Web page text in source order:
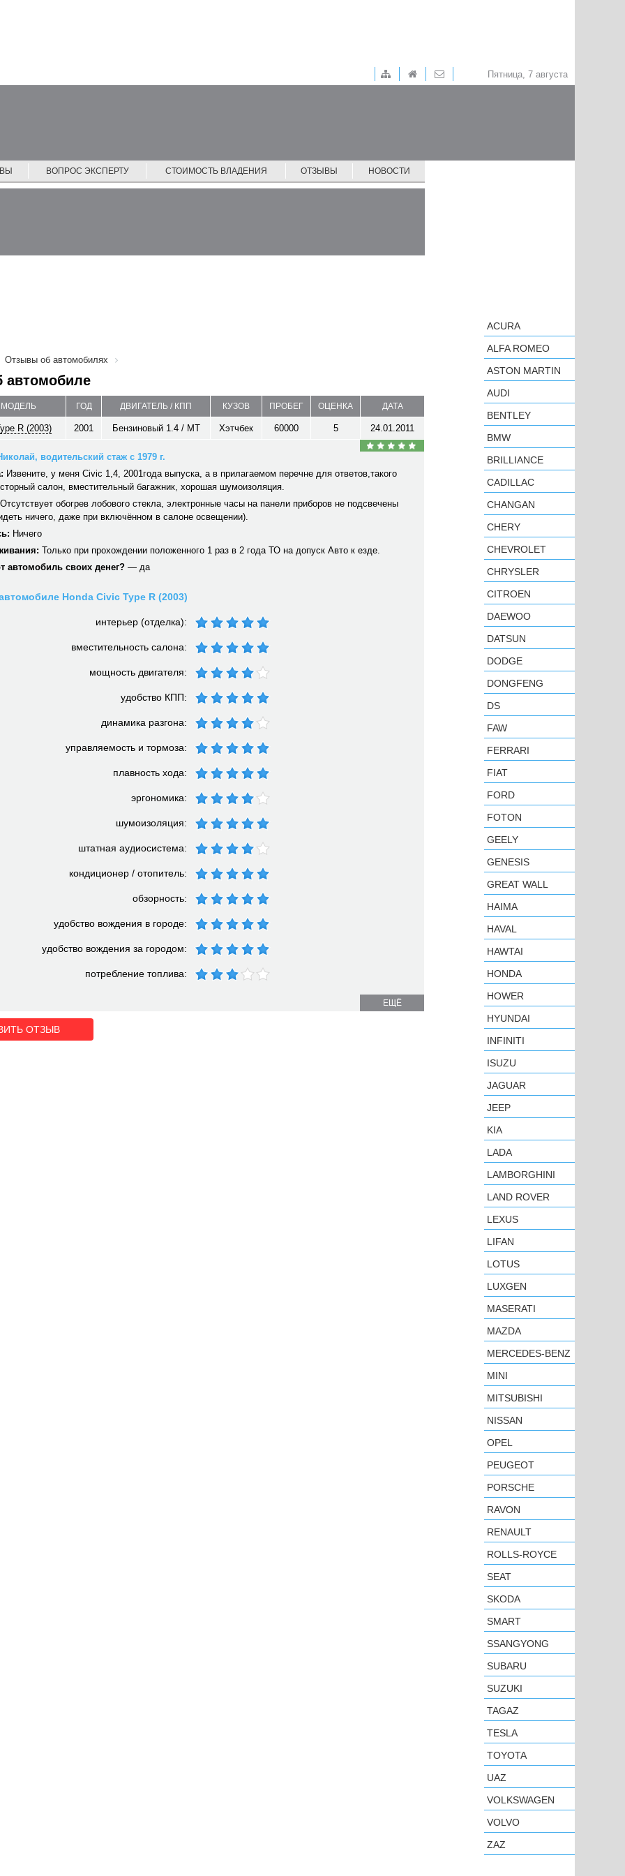
Пятница, 7 августа
ВОПРОС ЭКСПЕРТУ СТОИМОСТЬ ВЛАДЕНИЯ ОТЗЫВЫ НОВОСТИ
Отзывы об автомобилях
автомобиле
МОДЕЛЬ ГОД ДВИГАТЕЛЬ / КПП КУЗОВ ПРОБЕГ ОЦЕНКА ДАТА
R (2003) 2001 Бензиновый 1.4 / MT Хэтчбек 60000 5 24.01.2011
водительский стаж с 1979 г.
Извените, у меня Civic 1,4, 2001года выпуска, а в прилагаемом перечне для ответов,такого
салон, вместительный багажник, хорошая шумоизоляция.
обогрев лобового стекла, электронные часы на панели приборов не подсвечены
ничего, даже при включённом в салоне освещении).
Ничего
Только при прохождении положенного 1 раз в 2 года ТО на допуск Авто к езде.
автомобиль своих денег? — да
Honda Civic Type R (2003)
интерьер (отделка):
вместительность салона:
мощность двигателя:
удобство КПП:
динамика разгона:
управляемость и тормоза:
плавность хода:
эргономика:
шумоизоляция:
штатная аудиосистема:
кондиционер / отопитель:
обзорность:
удобство вождения в городе:
удобство вождения за городом:
потребление топлива:
ЕЩЁ
ОТЗЫВ
ACURA
ALFA ROMEO
ASTON MARTIN
AUDI
BENTLEY
BMW
BRILLIANCE
CADILLAC
CHANGAN
CHERY
CHEVROLET
CHRYSLER
CITROEN
DAEWOO
DATSUN
DODGE
DONGFENG
DS
FAW
FERRARI
FIAT
FORD
FOTON
GEELY
GENESIS
GREAT WALL
HAIMA
HAVAL
HAWTAI
HONDA
HOWER
HYUNDAI
INFINITI
ISUZU
JAGUAR
JEEP
KIA
LADA
LAMBORGHINI
LAND ROVER
LEXUS
LIFAN
LOTUS
LUXGEN
MASERATI
MAZDA
MERCEDES-BENZ
MINI
MITSUBISHI
NISSAN
OPEL
PEUGEOT
PORSCHE
RAVON
RENAULT
ROLLS-ROYCE
SEAT
SKODA
SMART
SSANGYONG
SUBARU
SUZUKI
TAGAZ
TESLA
TOYOTA
UAZ
VOLKSWAGEN
VOLVO
ZAZ